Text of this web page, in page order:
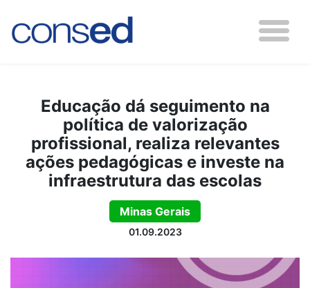
Educação dá seguimento na
política de valorização
profissional, realiza relevantes
ações pedagógicas e investe na
infraestrutura das escolas
Minas Gerais
01.09.2023